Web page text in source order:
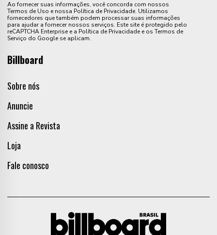
Ao fornecer suas informações, você concorda com nossos
Termos de Uso e nossa Política de Privacidade. Utilizamos
fornecedores que também podem processar suas informações
para ajudar a fornecer nossos serviços. Este site é protegido pelo
reCAPTCHA Enterprise e a Política de Privacidade e os Termos de
Serviço do Google se aplicam.
Billboard
Sobre nós
Anuncie
Assine a Revista
Loja
Fale conosco